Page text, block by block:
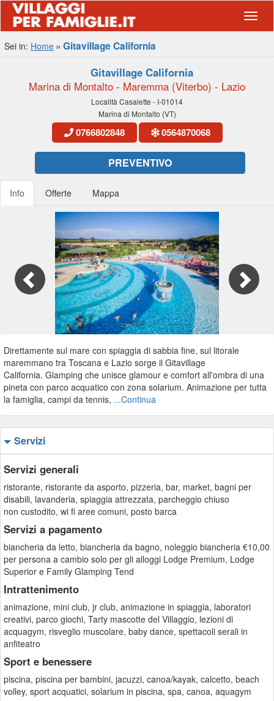
Sei in: Home Gitavillage California
Gitavillage California
Marina di Montalto - Maremma (Viterbo) - Lazio
Località Casalette - I-01014
Marina di Montalto (VT)
0766802848 0564870068
PREVENTIVO
Info Offerte Mappa
1/54
Previous
Direttamente sul mare con spiaggia di sabbia fine, sul litorale
maremmano tra Toscana e Lazio sorge il Gitavillage
California. Glamping che unisce glamour e comfort all'ombra di una
pineta con parco acquatico con zona solarium. Animazione per tutta
la famiglia, campi da tennis, ...Continua
Servizi
Servizi generali
ristorante, ristorante da asporto, pizzeria, bar, market, bagni per
disabili, lavanderia, spiaggia attrezzata, parcheggio chiuso
non custodito, wi fi aree comuni, posto barca
Servizi a pagamento
biancheria da letto, biancheria da bagno, noleggio biancheria €10,00
per persona a cambio solo per gli alloggi Lodge Premium, Lodge
Superior e Family Glamping Tend
Intrattenimento
animazione, mini club, jr club, animazione in spiaggia, laboratori
creativi, parco giochi, Tarty mascotte del Villaggio, lezioni di
acquagym, risveglio muscolare, baby dance, spettacoli serali in
anfiteatro
Sport e benessere
piscina, piscina per bambini, jacuzzi, canoa/kayak, calcetto, beach
volley, sport acquatici, solarium in piscina, spa, canoa, aquagym